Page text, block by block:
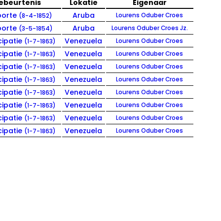
Lokatie
Eigenaar
(8-4-1852) Aruba Lourens Oduber Croes
(3-5-1854) Aruba Lourens Oduber Croes Jz.
(1-7-1863) Venezuela Lourens Oduber Croes
(1-7-1863) Venezuela Lourens Oduber Croes
(1-7-1863) Venezuela Lourens Oduber Croes
(1-7-1863) Venezuela Lourens Oduber Croes
(1-7-1863) Venezuela Lourens Oduber Croes
(1-7-1863) Venezuela Lourens Oduber Croes
(1-7-1863) Venezuela Lourens Oduber Croes
(1-7-1863) Venezuela Lourens Oduber Croes